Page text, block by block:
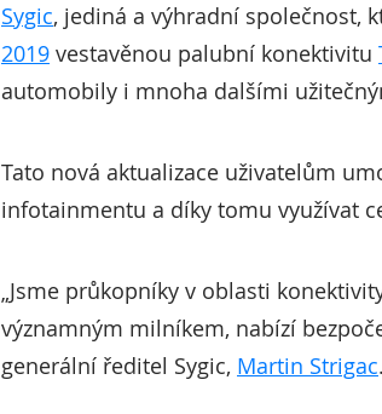
Sygic, jediná a výhradní společnost,
2019 vestavěnou palubní konektivitu
automobily i mnoha dalšími
Tato nová aktualizace uživatelům
infotainmentu a díky tomu využívat
„Jsme průkopníky v oblasti
významným milníkem, nabízí
generální ředitel Sygic, Martin Strigac.